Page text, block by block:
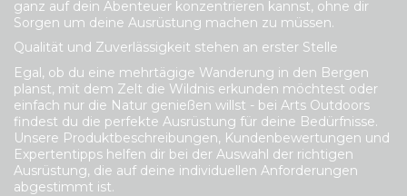
ganz auf dein Abenteuer konzentrieren kannst, ohne dir
Sorgen um deine Ausrüstung machen zu müssen.
Qualität und Zuverlässigkeit stehen an erster Stelle
Egal, ob du eine mehrtägige Wanderung in den Bergen
planst, mit dem Zelt die Wildnis erkunden möchtest oder
einfach nur die Natur genießen willst - bei Arts Outdoors
findest du die perfekte Ausrüstung für deine Bedürfnisse.
Unsere Produktbeschreibungen, Kundenbewertungen und
Expertentipps helfen dir bei der Auswahl der richtigen
Ausrüstung, die auf deine individuellen Anforderungen
abgestimmt ist.